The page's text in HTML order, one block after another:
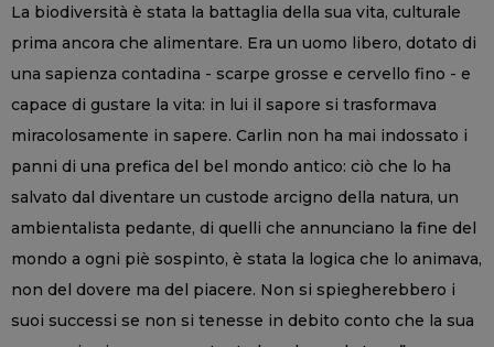
La biodiversità è stata la battaglia della sua vita, culturale
prima ancora che alimentare. Era un uomo libero, dotato di
una sapienza contadina - scarpe grosse e cervello fino - e
capace di gustare la vita: in lui il sapore si trasformava
miracolosamente in sapere. Carlin non ha mai indossato i
panni di una prefica del bel mondo antico: ciò che lo ha
salvato dal diventare un custode arcigno della natura, un
ambientalista pedante, di quelli che annunciano la fine del
mondo a ogni piè sospinto, è stata la logica che lo animava,
non del dovere ma del piacere. Non si spiegherebbero i
suoi successi se non si tenesse in debito conto che la sua